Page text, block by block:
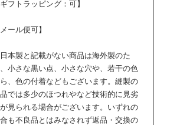
ギフトラッピング：可】
メール便可】
日本製と記載がない商品は海外製のた
小さな黒い点、小さな穴や、若干の色
、色の付着などもございます。縫製の
では多少のほつれやなど技術的に見劣
見られる場合がございます。いずれの
も不良品とはみなされず返品・交換の